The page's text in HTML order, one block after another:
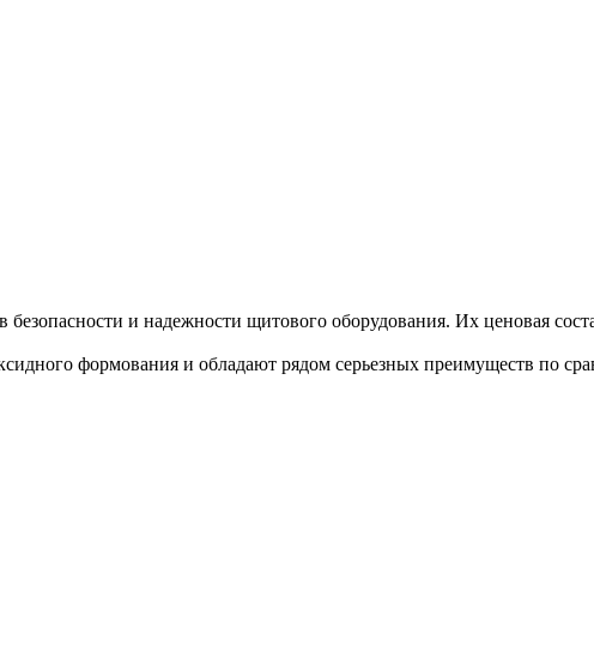
и надежности щитового оборудования. Их ценовая
формования и обладают рядом серьезных преимуществ по